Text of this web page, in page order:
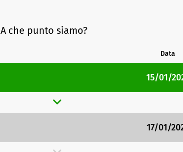
A che punto siamo?
Data
15/01/
17/01/